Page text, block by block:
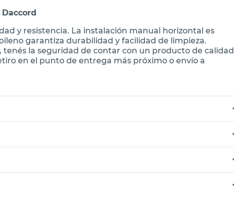
y resistencia. La instalación manual horizontal es
garantiza durabilidad y facilidad de limpieza.
tenés la seguridad de contar con un producto de calidad
en el punto de entrega más próximo o envío a